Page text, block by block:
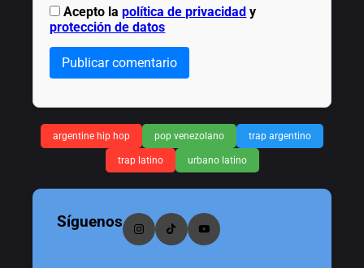
Acepto lapolítica de privacidad y
protección de datos
Publicar comentario
argentine hip hop pop venezolano trap argentino
trap latino urbano latino
Síguenos